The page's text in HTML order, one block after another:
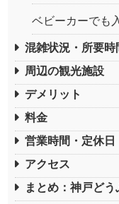
ベビーカーでも
混雑状況・所要時
周辺の観光施設
デメリット
料金
営業時間・定休日
アクセス
まとめ：神戸ど